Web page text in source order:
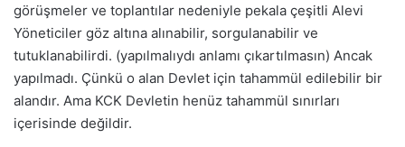
görüşmeler ve toplantılar nedeniyle pekala çeşitli Alevi
Yöneticiler göz altına alınabilir, sorgulanabilir ve
tutuklanabilirdi. (yapılmalıydı anlamı çıkartılmasın) Ancak
yapılmadı. Çünkü o alan Devlet için tahammül edilebilir bir
alandır. Ama KCK Devletin henüz tahammül sınırları
içerisinde değildir.